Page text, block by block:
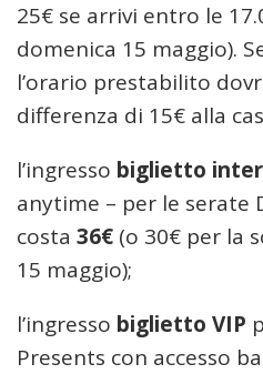
25€ se arrivi entro le
domenica 15 maggio).
l’orario prestabilito
differenza di 15€ alla
l’ingresso biglietto
anytime – per le serate
costa 36€ (o 30€ per la
15 maggio);
l’ingresso biglietto VIP
Presents con accesso